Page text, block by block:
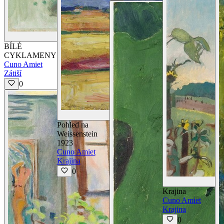
Zobrazit detaily
BÍLÉ
CYKLAMENY
Cuno Amiet
Zátiší
0
Zobrazit detaily
Pohled na
Weissenstein
1923
Cuno Amiet
Krajina
0
Krajina
Cuno Amiet
Krajina
0